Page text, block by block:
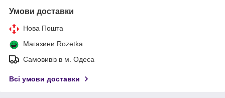
Умови доставки
Нова Пошта
Магазини Rozetka
Самовивіз в м. Одеса
Всі умови доставки